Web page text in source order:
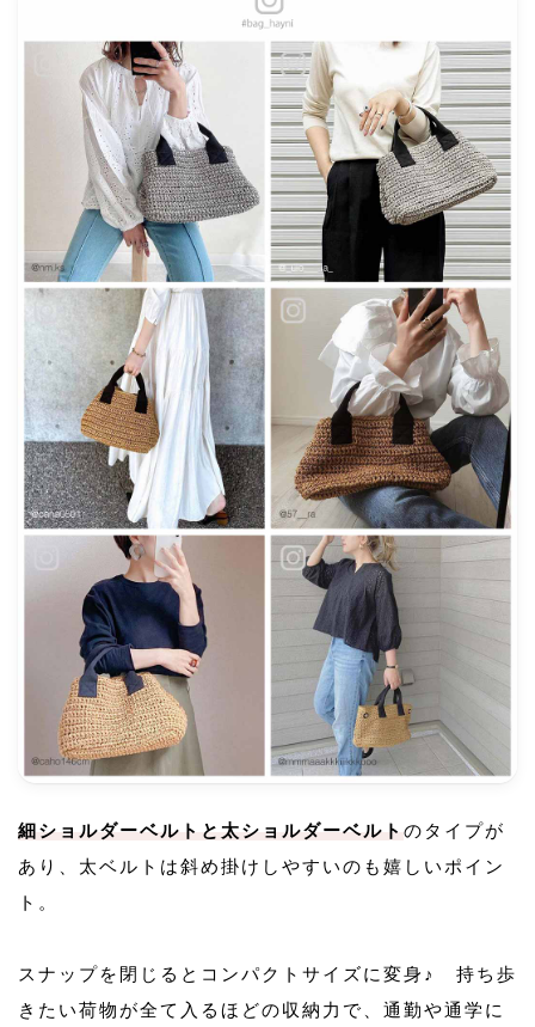
細ショルダーベルトと太ショルダーベルト のタイプが
あり、太ベルトは斜め掛けしやすいのも嬉しいポイン
ト。
スナップを閉じるとコンパクトサイズに変身♪ 持ち歩
きたい荷物が全て入るほどの収納力で、通勤や通学に